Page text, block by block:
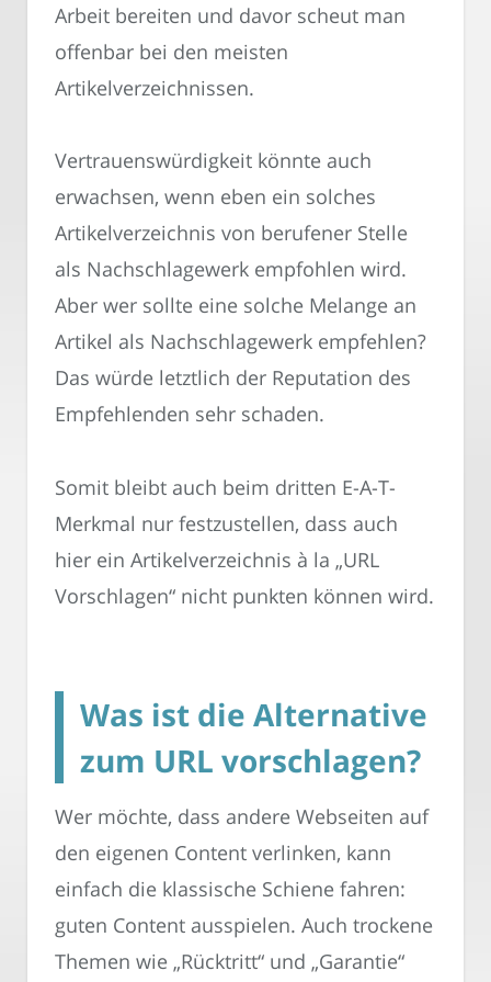
Arbeit bereiten und davor scheut man
offenbar bei den meisten
Artikelverzeichnissen.
Vertrauenswürdigkeit könnte auch
erwachsen, wenn eben ein solches
Artikelverzeichnis von berufener Stelle
als Nachschlagewerk empfohlen wird.
Aber wer sollte eine solche Melange an
Artikel als Nachschlagewerk empfehlen?
Das würde letztlich der Reputation des
Empfehlenden sehr schaden.
Somit bleibt auch beim dritten E-A-T-
Merkmal nur festzustellen, dass auch
hier ein Artikelverzeichnis à la „URL
Vorschlagen“ nicht punkten können wird.
Was ist die Alternative
zum URL vorschlagen?
Wer möchte, dass andere Webseiten auf
den eigenen Content verlinken, kann
einfach die klassische Schiene fahren:
guten Content ausspielen. Auch trockene
Themen wie „Rücktritt“ und „Garantie“